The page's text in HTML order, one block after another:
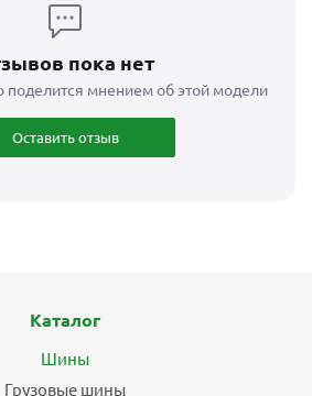
пока нет
поделится мнением об этой модели
Оставить отзыв
Каталог
Шины
Грузовые шины